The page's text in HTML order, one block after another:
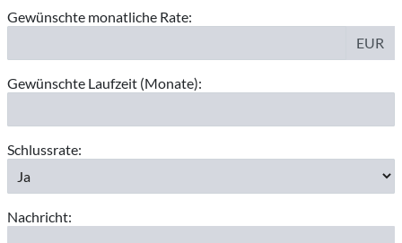
Gewünschte monatliche Rate:
EUR
Gewünschte Laufzeit (Monate):
Schlussrate:
Nachricht: